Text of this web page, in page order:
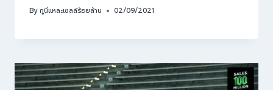
Byกูนี่แหละเซลล์ร้อยล้าน 02/09/2021